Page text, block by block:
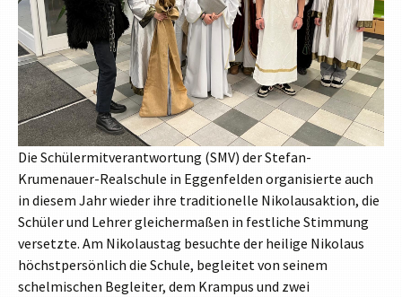
Die Schülermitverantwortung (SMV) der Stefan-
Krumenauer-Realschule in Eggenfelden organisierte auch
in diesem Jahr wieder ihre traditionelle Nikolausaktion, die
Schüler und Lehrer gleichermaßen in festliche Stimmung
versetzte. Am Nikolaustag besuchte der heilige Nikolaus
höchstpersönlich die Schule, begleitet von seinem
schelmischen Begleiter, dem Krampus und zwei